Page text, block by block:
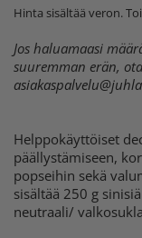
Hinta sisältää veron.
Jos haluamaasi
suuremman erän,
Helppokäyttöiset
päällystämiseen,
popseihin sekä
sisältää 250 g
neutraali/